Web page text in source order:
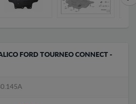
FORD TOURNEO CONNECT -